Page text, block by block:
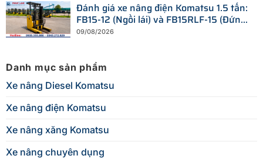
Đánh giá xe nâng điện Komatsu 1.5 tấn:
FB15-12 (Ngồi lái) và FB15RLF-15 (Đứng
lái)
09/08/2026
Danh mục sản phẩm
Xe nâng Diesel Komatsu
Xe nâng điện Komatsu
Xe nâng xăng Komatsu
Xe nâng chuyên dụng